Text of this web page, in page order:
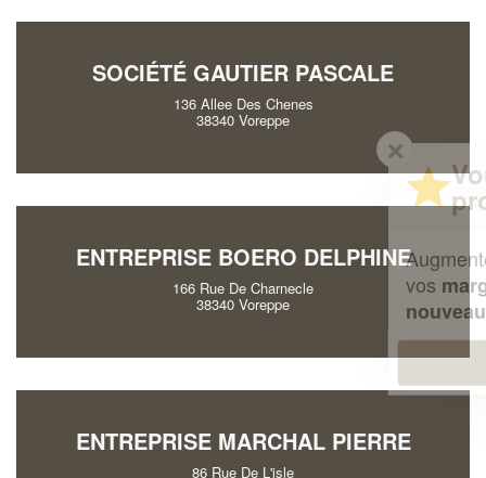
SOCIÉTÉ GAUTIER PASCALE
136 Allee Des Chenes
38340 Voreppe
ENTREPRISE BOERO DELPHINE
166 Rue De Charnecle
38340 Voreppe
ENTREPRISE MARCHAL PIERRE
86 Rue De L'isle
Vous êtes un
professionnel ?
Augmentez votrechiffre d'affaireset
margestout en gagnant de
nouveaux clients
En savoir plus